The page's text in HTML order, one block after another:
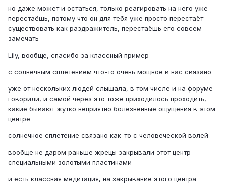
но даже может и остаться, только реагировать на него уже
перестаёшь, потому что он для тебя уже просто перестаёт
существовать как раздражитель, перестаёшь его совсем
замечать
Lily, вообще, спасибо за классный пример
с солнечным сплетением что-то очень мощное в нас связано
уже от нескольких людей слышала, в том числе и на форуме
говорили, и самой через это тоже приходилось проходить,
какие бывают жутко неприятно болезненные ощущения в этом
центре
солнечное сплетение связано как-то с человеческой волей
вообще не даром раньше жрецы закрывали этот центр
специальными золотыми пластинами
и есть классная медитация, на закрывание этого центра